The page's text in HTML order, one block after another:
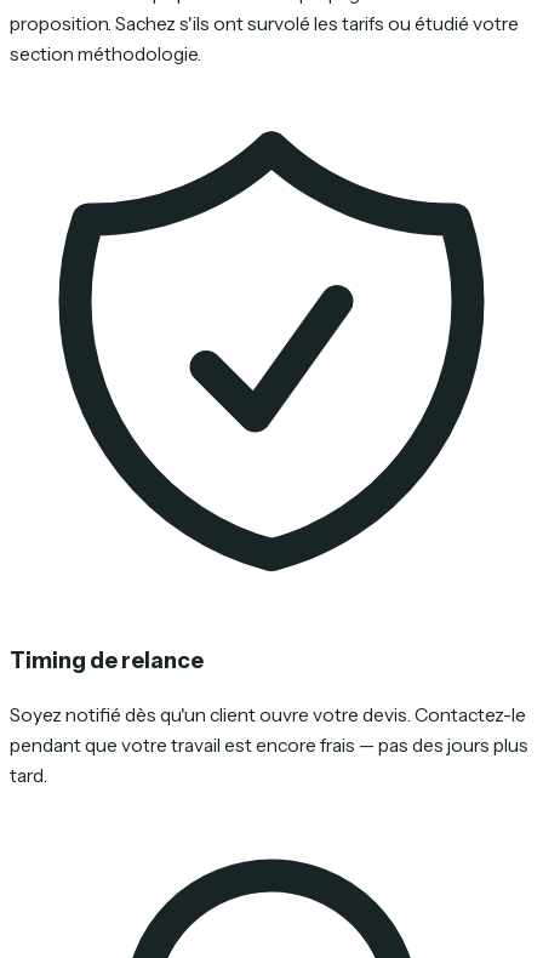
proposition. Sachez s'ils ont survolé les tarifs ou étudié votre
section méthodologie.
Timing de relance
Soyez notifié dès qu'un client ouvre votre devis. Contactez-le
pendant que votre travail est encore frais — pas des jours plus
tard.